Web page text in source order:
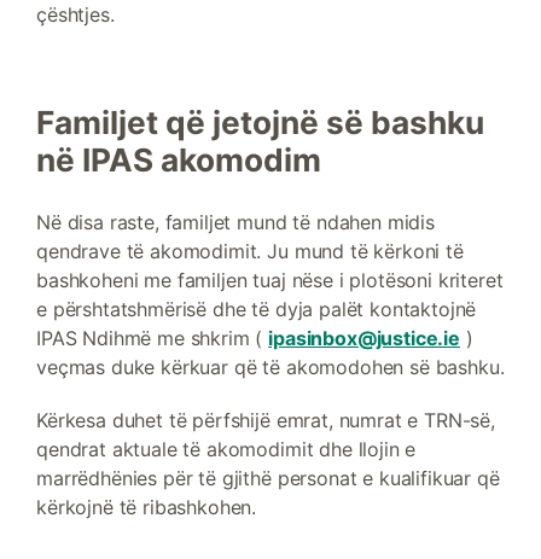
çështjes.
Familjet që jetojnë së bashku
në IPAS akomodim
Në disa raste, familjet mund të ndahen midis
qendrave të akomodimit. Ju mund të kërkoni të
bashkoheni me familjen tuaj nëse i plotësoni kriteret
e përshtatshmërisë dhe të dyja palët kontaktojnë
IPAS Ndihmë me shkrim ( ipasinbox@justice.ie )
veçmas duke kërkuar që të akomodohen së bashku.
Kërkesa duhet të përfshijë emrat, numrat e TRN-së,
qendrat aktuale të akomodimit dhe llojin e
marrëdhënies për të gjithë personat e kualifikuar që
kërkojnë të ribashkohen.